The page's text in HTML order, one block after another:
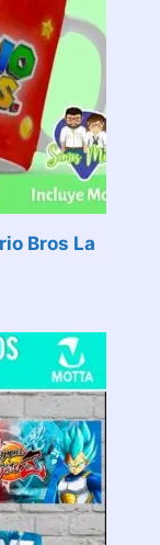
Bros La